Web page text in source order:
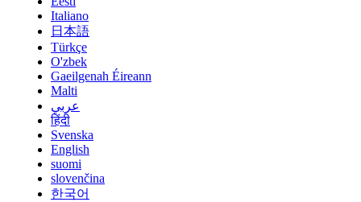
Italiano
日本語
Türkçe
O'zbek
Gaeilgenah Éireann
Malti
عربي
हिंदी
Svenska
English
suomi
slovenčina
한국어